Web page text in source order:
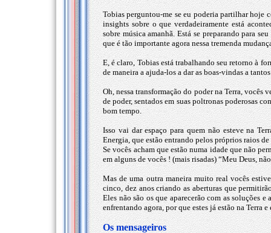
Tobias perguntou-me se eu poderia partilhar hoje
insights sobre o que verdadeiramente está
sobre música amanhã. Está se preparando para
que é tão importante agora nessa tremenda
E, é claro, Tobias está trabalhando seu retorno à
de maneira a ajuda-los a dar as boas-vindas a
Oh, nessa transformação do poder na Terra, vocês
de poder, sentados em suas poltronas poderosas
bom tempo.
Isso vai dar espaço para quem não esteve na
Energia, que estão entrando pelos próprios raios
Se vocês acham que estão numa idade que não
em alguns de vocês ! (mais risadas) “Meu Deus,
Mas de uma outra maneira muito real vocês
cinco, dez anos criando as aberturas que
Eles não são os que aparecerão com as soluções
enfrentando agora, por que estes já estão na Terra
Os mensageiros